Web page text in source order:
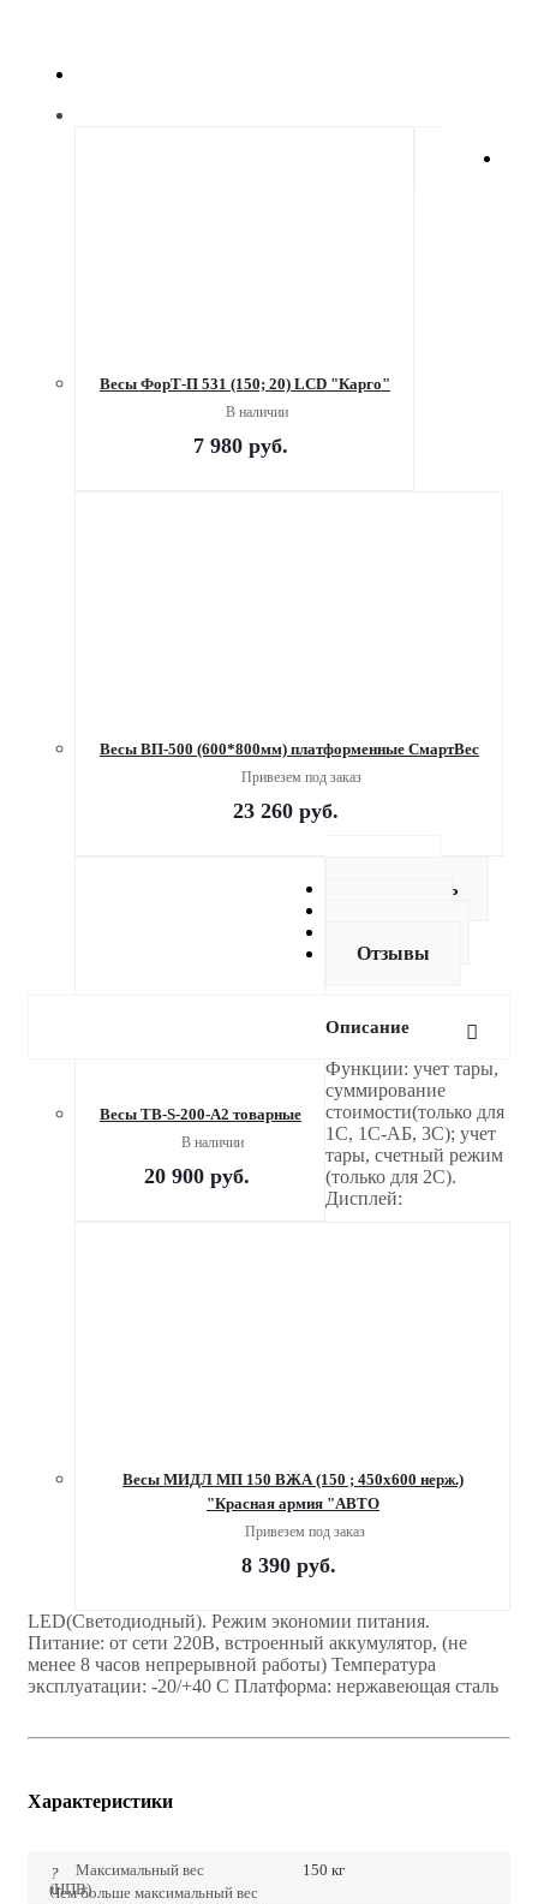
Весы ФорТ-П 531 (150; 20) LCD "Карго"
В наличии
7 980 руб.
Весы ВП-500 (600*800мм) платформенные СмартВес
Привезем под заказ
23 260руб.
Весы TB-S-200-А2 товарные
В наличии
20 900руб.
Весы МИДЛ МП 150 ВЖА (150 ; 450х600 нерж.)
"Красная армия "АВТО
Привезем под заказ
8 390 руб.
Как купить
Отзывы
Описание
Функции: учет тары,
суммирование
стоимости(только для
1С, 1С-АБ, 3С); учет
тары, счетный режим
(только для 2С).
Дисплей:
LЕD(Светодиодный). Режим экономии питания.
Питание: от сети 220В, встроенный аккумулятор, (не
менее 8 часов непрерывной работы) Температура
эксплуатации: -20/+40 С Платформа: нержавеющая сталь
Характеристики
?
Чем больше максимальный вес
Максимальный вес
(НПВ)
150 кг